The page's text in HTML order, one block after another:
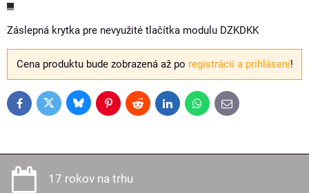
Záslepná krytka pre nevyužité tlačítka modulu DZKDKK
Cena produktu bude zobrazená až po registrácii a prihlásení!
FacebookTwitter BlueskyPinterestReddit LinkedInWhatsApp
E-
mail
17 rokov na trhu